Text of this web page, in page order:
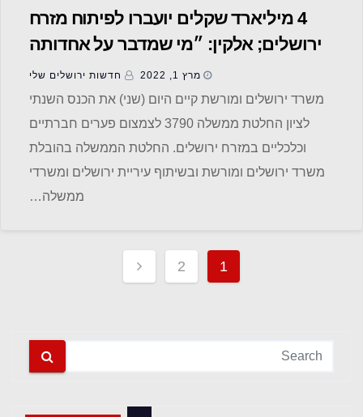
4 מיליארד שקלים יועברו לפיתוח מזרח
ירושלים; אלקין: ״מי שמדבר על אחדותה
של ירושלים לא יכול להסיר אחריות
מהאנשים שם״
מרץ 1, 2022 חדשות ‫ירושלים שלי
משרד ירושלים ומורשת קיים היום (שני) את הכנס השנתי
לציון החלטת ממשלה 3790 לצמצום פערים חברתיים
וכלכליים במזרח ירושלים. החלטת הממשלה בהובלת
משרד ירושלים ומורשת ובשיתוף עיריית ירושלים ומשרדי
ממשלה…
Posts
pagination
1
2